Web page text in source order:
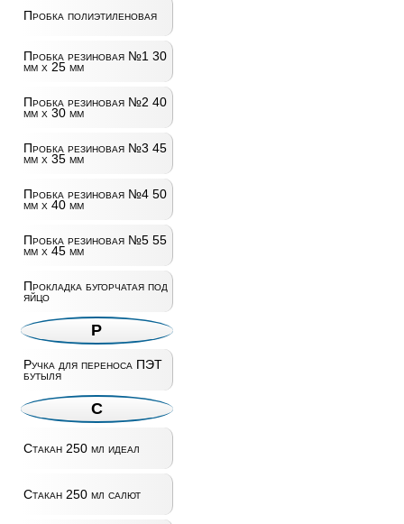
Пробка полиэтиленовая
Пробка резиновая №1 30
мм х 25 мм
Пробка резиновая №2 40
мм х 30 мм
Пробка резиновая №3 45
мм х 35 мм
Пробка резиновая №4 50
мм х 40 мм
Пробка резиновая №5 55
мм х 45 мм
Прокладка бугорчатая под
яйцо
Р
Ручка для переноса ПЭТ
бутыля
С
Стакан 250 мл идеал
Стакан 250 мл салют